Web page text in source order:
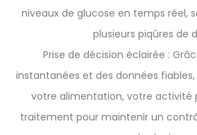
niveaux de glucose en temps réel,
plusieurs piqûres de
Prise de décision éclairée :
instantanées et des données
votre alimentation, votre activité
traitement pour maintenir un